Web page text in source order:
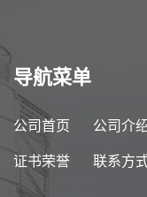
导航菜单
公司首页 公司介
证书荣誉 联系方